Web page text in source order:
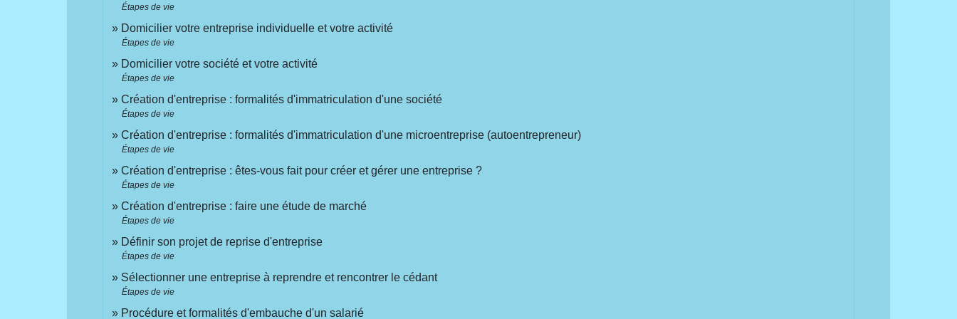
Étapes de vie
Domicilier votre entreprise individuelle et votre activité
Étapes de vie
Domicilier votre société et votre activité
Étapes de vie
Création d'entreprise : formalités d'immatriculation d'une société
Étapes de vie
Création d'entreprise : formalités d'immatriculation d'une microentreprise (autoentrepreneur)
Étapes de vie
Création d'entreprise : êtes-vous fait pour créer et gérer une entreprise ?
Étapes de vie
Création d'entreprise : faire une étude de marché
Étapes de vie
Définir son projet de reprise d'entreprise
Étapes de vie
Sélectionner une entreprise à reprendre et rencontrer le cédant
Étapes de vie
Procédure et formalités d'embauche d'un salarié